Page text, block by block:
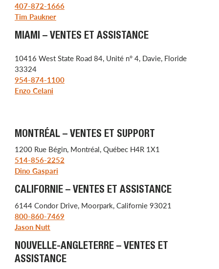
407-872-1666
Tim Paukner
MIAMI – VENTES ET ASSISTANCE
10416 West State Road 84, Unité n° 4, Davie, Floride
33324
954-874-1100
Enzo Celani
MONTRÉAL – VENTES ET SUPPORT
1200 Rue Bégin, Montréal, Québec H4R 1X1
514-856-2252
Dino Gaspari
CALIFORNIE – VENTES ET ASSISTANCE
6144 Condor Drive, Moorpark, Californie 93021
800-860-7469
Jason Nutt
NOUVELLE-ANGLETERRE – VENTES ET
ASSISTANCE